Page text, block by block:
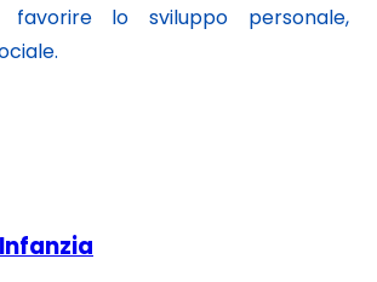
lo sviluppo personale,